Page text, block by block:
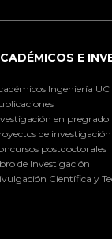
E
Ingeniería UC
en pregrado
de investigación
postdoctorales
de Investigación
Científica y